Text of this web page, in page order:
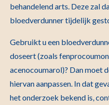
behandelend arts. Deze zal
bloedverdunner tijdelijk
Gebruikt u een
doseert (zoals
acenocoumarol)? Dan moet
hiervan aanpassen. In dat
het onderzoek bekend is,